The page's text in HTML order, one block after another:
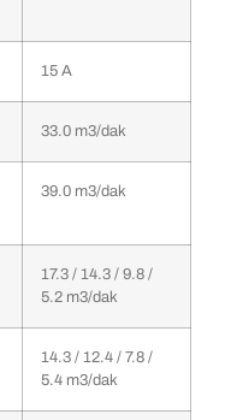
15 A
33.0 m3/dak
39.0 m3/dak
17.3 / 14.3 / 9.8 /
5.2 m3/dak
14.3 / 12.4 / 7.8 /
5.4 m3/dak